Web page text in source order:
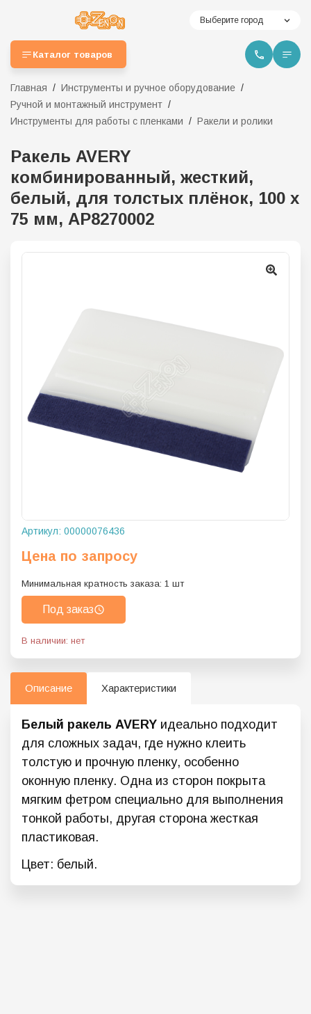
Выберите город
Каталог товаров
Главная
Инструменты и ручное оборудование
Ручной и монтажный инструмент
Инструменты для работы с пленками
Ракели и ролики
Ракель AVERY
комбинированный, жесткий,
белый, для толстых плёнок, 100 х
75 мм, АР8270002
Артикул: 00000076436
Цена по запросу
Минимальная кратность заказа: 1 шт
Под заказ
В наличии: нет
Описание Характеристики
Белый ракель AVERY идеально подходит
для сложных задач, где нужно клеить
толстую и прочную пленку, особенно
оконную пленку. Одна из сторон покрыта
мягким фетром специально для выполнения
тонкой работы, другая сторона жесткая
пластиковая.
Цвет: белый.